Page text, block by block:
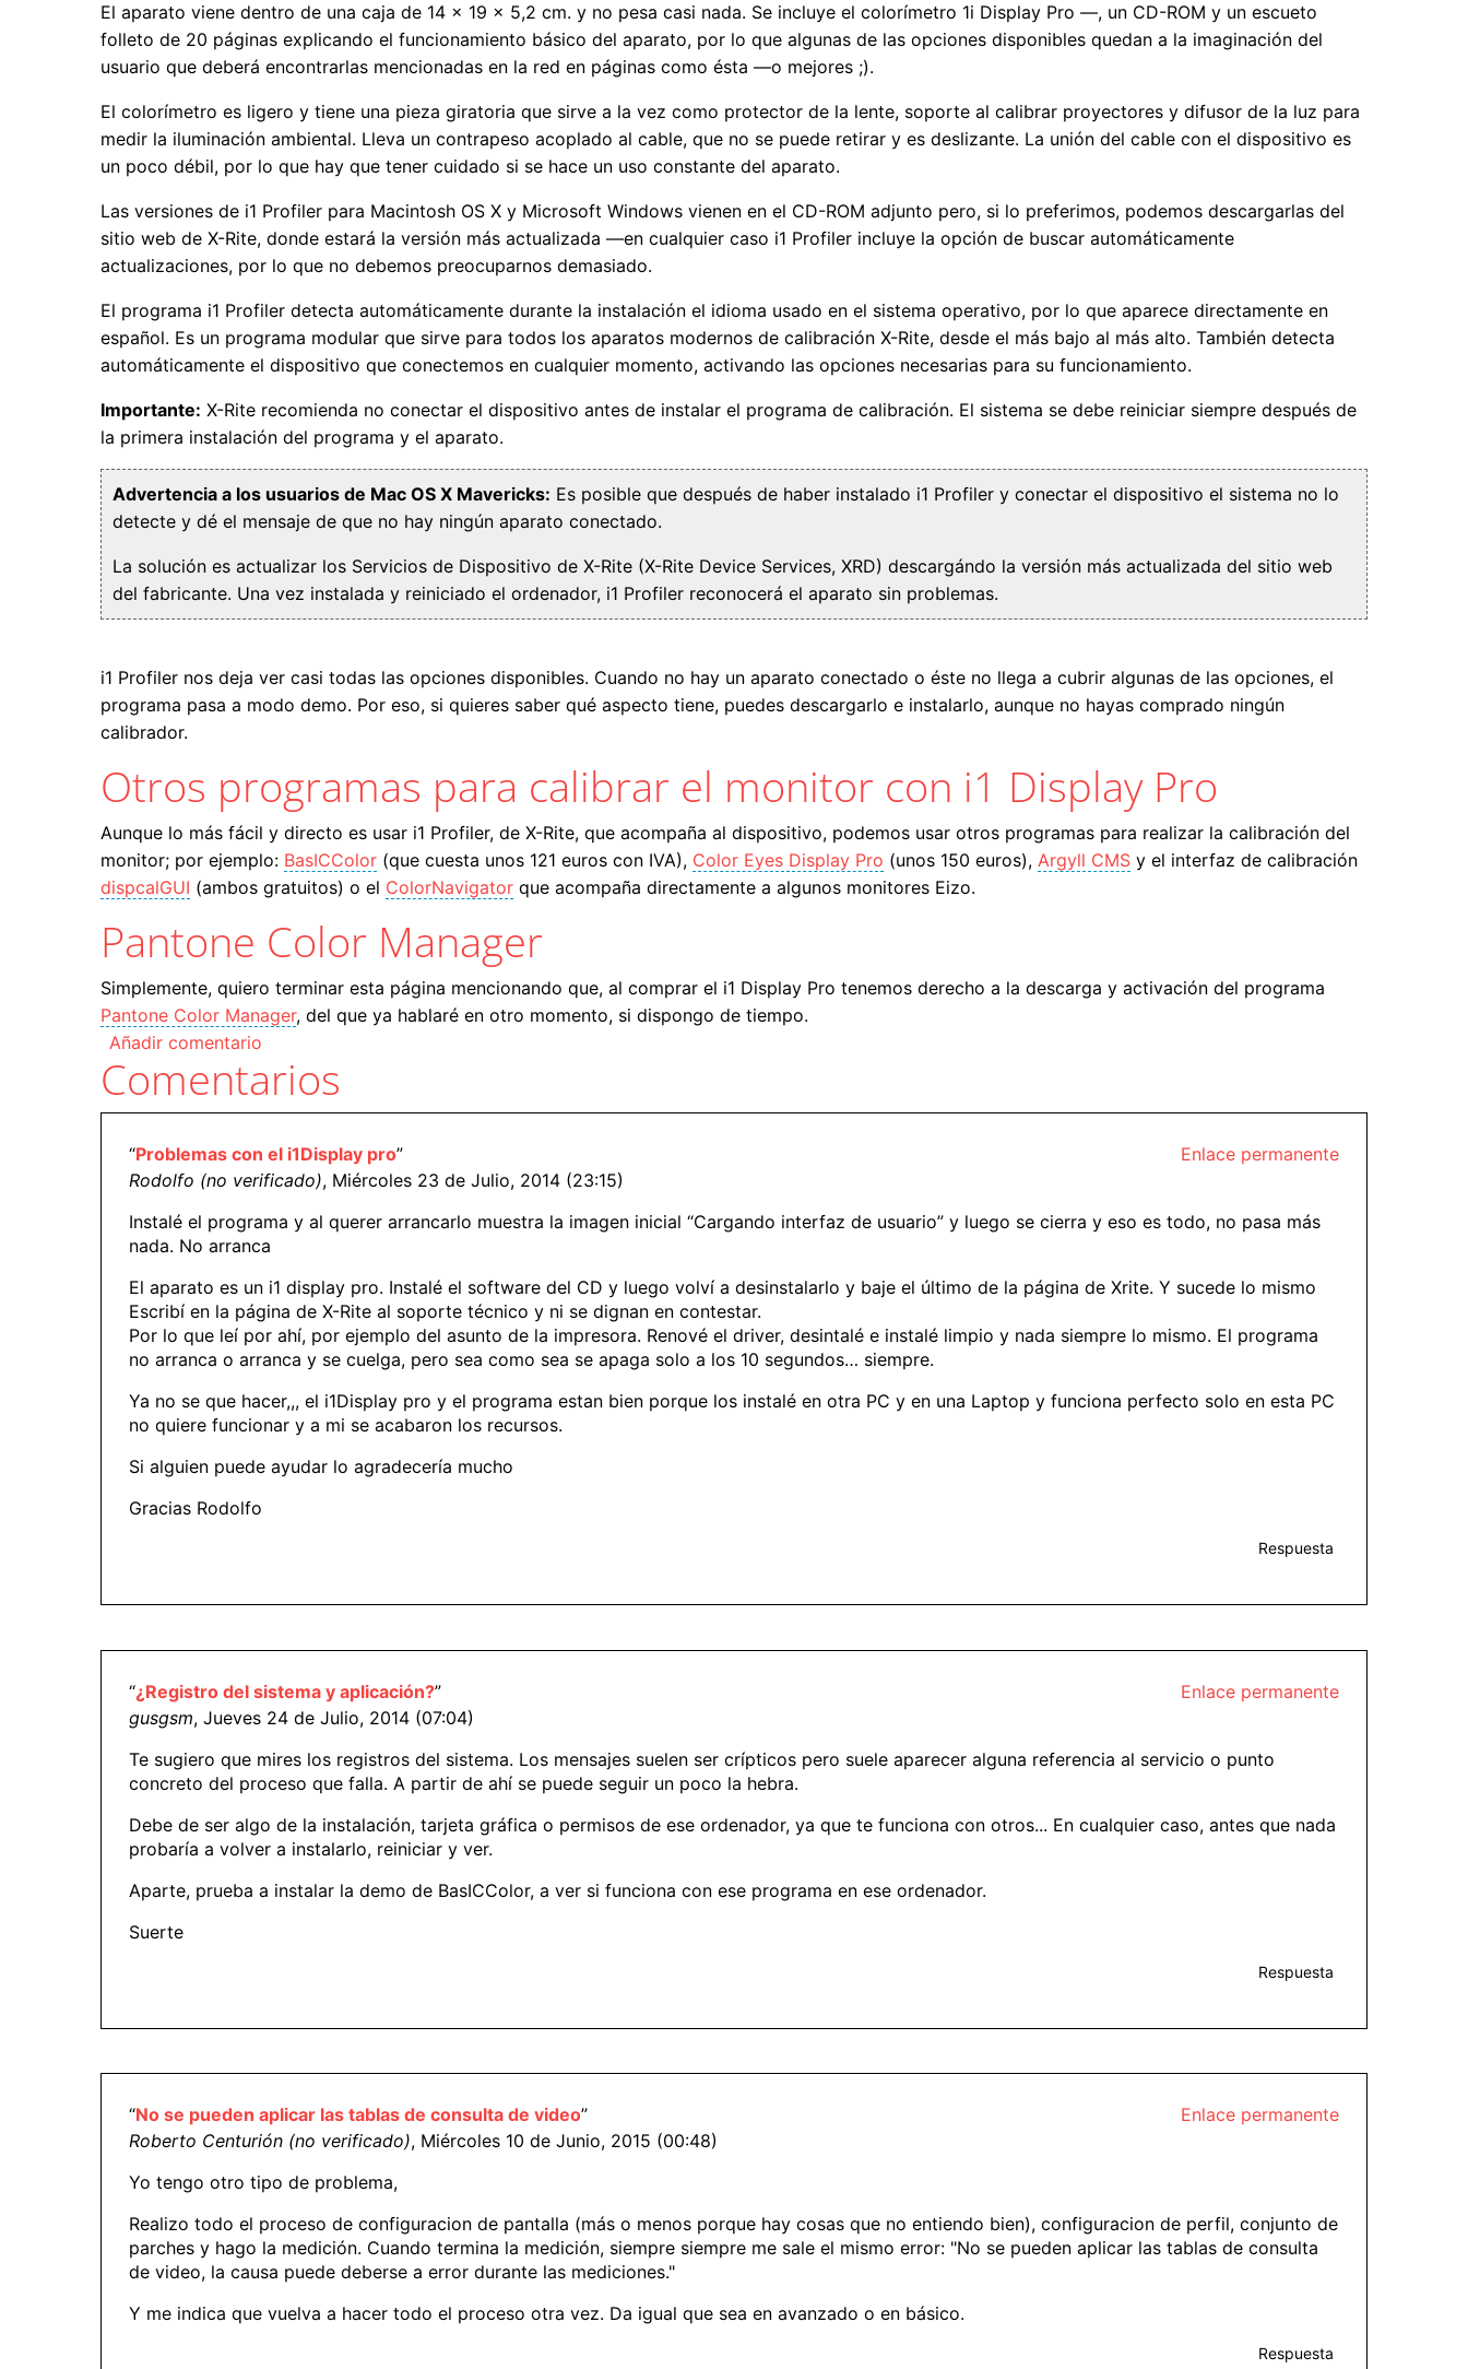
El aparato viene dentro de una caja de 14 × 19 × 5,2 cm. y no pesa casi nada. Se incluye el colorímetro 1i Display Pro —, un CD-ROM y un escueto
folleto de 20 páginas explicando el funcionamiento básico del aparato, por lo que algunas de las opciones disponibles quedan a la imaginación del
usuario que deberá encontrarlas mencionadas en la red en páginas como ésta —o mejores ;).
El colorímetro es ligero y tiene una pieza giratoria que sirve a la vez como protector de la lente, soporte al calibrar proyectores y difusor de la luz para
medir la iluminación ambiental. Lleva un contrapeso acoplado al cable, que no se puede retirar y es deslizante. La unión del cable con el dispositivo es
un poco débil, por lo que hay que tener cuidado si se hace un uso constante del aparato.
Las versiones de i1 Profiler para Macintosh OS X y Microsoft Windows vienen en el CD-ROM adjunto pero, si lo preferimos, podemos descargarlas del
sitio web de X-Rite, donde estará la versión más actualizada —en cualquier caso i1 Profiler incluye la opción de buscar automáticamente
actualizaciones, por lo que no debemos preocuparnos demasiado.
El programa i1 Profiler detecta automáticamente durante la instalación el idioma usado en el sistema operativo, por lo que aparece directamente en
español. Es un programa modular que sirve para todos los aparatos modernos de calibración X-Rite, desde el más bajo al más alto. También detecta
automáticamente el dispositivo que conectemos en cualquier momento, activando las opciones necesarias para su funcionamiento.
Importante: X-Rite recomienda no conectar el dispositivo antes de instalar el programa de calibración. El sistema se debe reiniciar siempre después de
la primera instalación del programa y el aparato.
Advertencia a los usuarios de Mac OS X Mavericks: Es posible que después de haber instalado i1 Profiler y conectar el dispositivo el sistema no lo
detecte y dé el mensaje de que no hay ningún aparato conectado.
La solución es actualizar los Servicios de Dispositivo de X-Rite (X-Rite Device Services, XRD) descargándo la versión más actualizada del sitio web
del fabricante. Una vez instalada y reiniciado el ordenador, i1 Profiler reconocerá el aparato sin problemas.
i1 Profiler nos deja ver casi todas las opciones disponibles. Cuando no hay un aparato conectado o éste no llega a cubrir algunas de las opciones, el
programa pasa a modo demo. Por eso, si quieres saber qué aspecto tiene, puedes descargarlo e instalarlo, aunque no hayas comprado ningún
calibrador.
Otros programas para calibrar el monitor con i1 Display Pro
Aunque lo más fácil y directo es usar i1 Profiler, de X-Rite, que acompaña al dispositivo, podemos usar otros programas para realizar la calibración del
monitor; por ejemplo: BasICColor (que cuesta unos 121 euros con IVA), Color Eyes Display Pro (unos 150 euros), Argyll CMS y el interfaz de calibración
dispcalGUI (ambos gratuitos) o el ColorNavigator que acompaña directamente a algunos monitores Eizo.
Pantone Color Manager
Simplemente, quiero terminar esta página mencionando que, al comprar el i1 Display Pro tenemos derecho a la descarga y activación del programa
Pantone Color Manager, del que ya hablaré en otro momento, si dispongo de tiempo.
Añadir comentario
Comentarios
Enlace permanente
“Problemas con el i1Display pro”
Rodolfo (no verificado), Miércoles 23 de Julio, 2014 (23:15)
Instalé el programa y al querer arrancarlo muestra la imagen inicial “Cargando interfaz de usuario” y luego se cierra y eso es todo, no pasa más
nada. No arranca
El aparato es un i1 display pro. Instalé el software del CD y luego volví a desinstalarlo y baje el último de la página de Xrite. Y sucede lo mismo
Escribí en la página de X-Rite al soporte técnico y ni se dignan en contestar.
Por lo que leí por ahí, por ejemplo del asunto de la impresora. Renové el driver, desintalé e instalé limpio y nada siempre lo mismo. El programa
no arranca o arranca y se cuelga, pero sea como sea se apaga solo a los 10 segundos… siempre.
Ya no se que hacer,,, el i1Display pro y el programa estan bien porque los instalé en otra PC y en una Laptop y funciona perfecto solo en esta PC
no quiere funcionar y a mi se acabaron los recursos.
Si alguien puede ayudar lo agradecería mucho
Gracias Rodolfo
Respuesta
Enlace permanente
“¿Registro del sistema y aplicación?”
gusgsm, Jueves 24 de Julio, 2014 (07:04)
Te sugiero que mires los registros del sistema. Los mensajes suelen ser crípticos pero suele aparecer alguna referencia al servicio o punto
concreto del proceso que falla. A partir de ahí se puede seguir un poco la hebra.
Debe de ser algo de la instalación, tarjeta gráfica o permisos de ese ordenador, ya que te funciona con otros... En cualquier caso, antes que nada
probaría a volver a instalarlo, reiniciar y ver.
Aparte, prueba a instalar la demo de BasICColor, a ver si funciona con ese programa en ese ordenador.
Suerte
Respuesta
Enlace permanente
“No se pueden aplicar las tablas de consulta de video”
Roberto Centurión (no verificado), Miércoles 10 de Junio, 2015 (00:48)
Yo tengo otro tipo de problema,
Realizo todo el proceso de configuracion de pantalla (más o menos porque hay cosas que no entiendo bien), configuracion de perfil, conjunto de
parches y hago la medición. Cuando termina la medición, siempre siempre me sale el mismo error: "No se pueden aplicar las tablas de consulta
de video, la causa puede deberse a error durante las mediciones."
Y me indica que vuelva a hacer todo el proceso otra vez. Da igual que sea en avanzado o en básico.
Respuesta